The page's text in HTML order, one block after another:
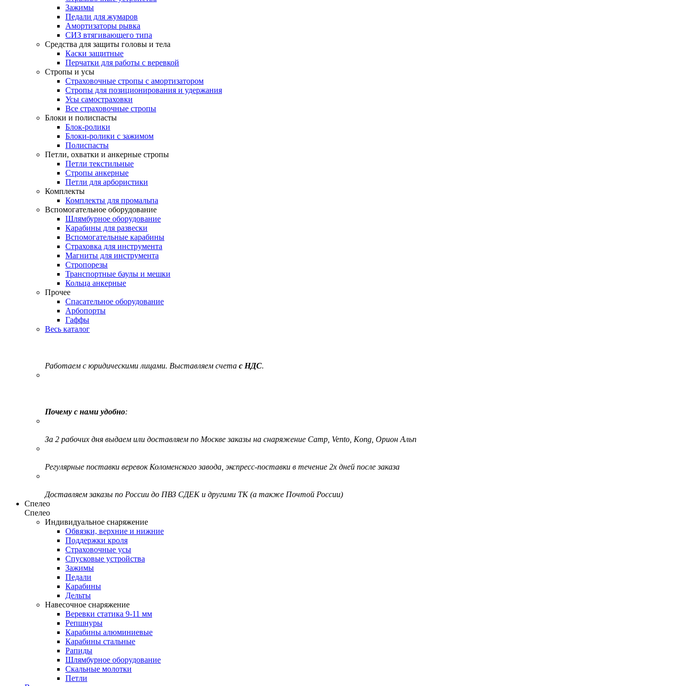
Зажимы
Педали для жумаров
Амортизаторы рывка
СИЗ втягивающего типа
Средства для защиты головы и тела
Каски защитные
Перчатки для работы с веревкой
Стропы и усы
Страховочные стропы с амортизатором
Стропы для позиционирования и удержания
Усы самостраховки
Все страховочные стропы
Блоки и полиспасты
Блок-ролики
Блоки-ролики с зажимом
Полиспасты
Петли, охватки и анкерные стропы
Петли текстильные
Стропы анкерные
Петли для арбористики
Комплекты
Комплекты для промальпа
Вспомогательное оборудование
Шлямбурное оборудование
Карабины для развески
Вспомогательные карабины
Страховка для инструмента
Магниты для инструмента
Стропорезы
Транспортные баулы и мешки
Кольца анкерные
Прочее
Спасательное оборудование
Арбопорты
Гаффы
Весь каталог
Работаем с юридическими лицами. Выставляем счета с НДС.
Почему с нами удобно:
За 2 рабочих дня выдаем или доставляем по Москве заказы на снаряжение Camp, Vento, Kong, Орион Альп
Регулярные поставки веревок Коломенского завода, экспресс-поставки в течение 2х дней после заказа
Доставляем заказы по России до ПВЗ СДЕК и другими ТК (а также Почтой России)
Спелео
Спелео
Индивидуальное снаряжение
Обвязки, верхние и нижние
Поддержки кроля
Страховочные усы
Спусковые устройства
Зажимы
Педали
Карабины
Дельты
Навесочное снаряжение
Веревки статика 9-11 мм
Репшнуры
Карабины алюминиевые
Карабины стальные
Рапиды
Шлямбурное оборудование
Скальные молотки
Петли